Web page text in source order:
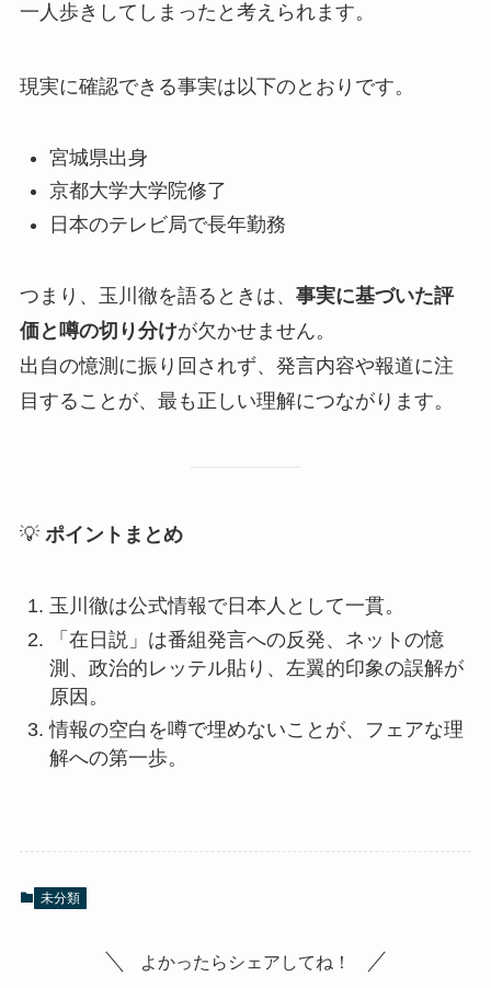
一人歩きしてしまったと考えられます。
現実に確認できる事実は以下のとおりです。
宮城県出身
京都大学大学院修了
日本のテレビ局で長年勤務
つまり、玉川徹を語るときは、 事実に基づいた評
価と噂の切り分けが欠かせません。
出自の憶測に振り回されず、発言内容や報道に注
目することが、最も正しい理解につながります。
💡 ポイントまとめ
玉川徹は公式情報で日本人として一貫。
「在日説」は番組発言への反発、ネットの憶
測、政治的レッテル貼り、左翼的印象の誤解が
原因。
情報の空白を噂で埋めないことが、フェアな理
解への第一歩。
未分類
よかったらシェアしてね！